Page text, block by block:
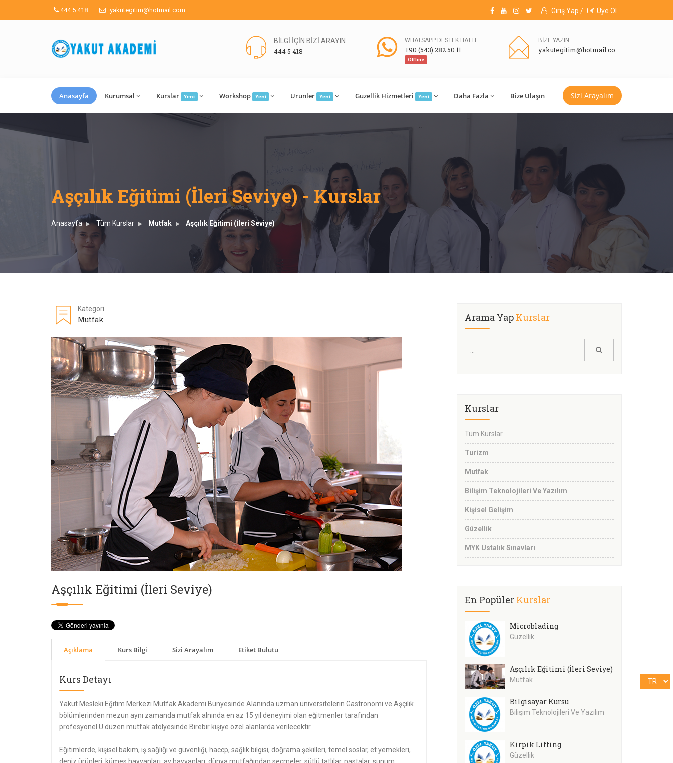
444 5 418 yakutegitim@hotmail.com Giriş Yap / Üye Ol
BİLGİ İÇİN BİZİ ARAYIN
444 5 418
WHATSAPP DESTEK HATTI
+90 (543) 282 50 11
Offline
BİZE YAZIN
yakutegitim@hotmail.com
Anasayfa Kurumsal Kurslar Yeni Workshop Yeni Ürünler Yeni Güzellik Hizmetleri Yeni Daha Fazla Bize Ulaşın Sizi Arayalım
Aşçılık Eğitimi (İleri Seviye) - Kurslar
Anasayfa Tüm Kurslar Mutfak Aşçılık Eğitimi (İleri Seviye)
Kategori
Mutfak
Aşçılık Eğitimi (İleri Seviye)
Açıklama Kurs Bilgi Sizi Arayalım Etiket Bulutu
Kurs Detayı
Yakut Mesleki Eğitim Merkezi Mutfak Akademi Bünyesinde Alanında uzman üniversitelerin Gastronomi ve Aşçılık
bölümlerinden mezun aynı zamanda mutfak alnında en az 15 yıl deneyimi olan eğitmenler tarafından
profesyonel U düzen mutfak atölyesinde Birebir kişiye özel alanlarda verilecektir.
Eğitimlerde, kişisel bakım, iş sağlığı ve güvenliği, haccp, sağlık bilgisi, doğrama şekilleri, temel soslar, et yemekleri,
Arama Yap Kurslar
Kurslar
Tüm Kurslar
Turizm
Mutfak
Bilişim Teknolojileri Ve Yazılım
Kişisel Gelişim
Güzellik
MYK Ustalık Sınavları
En Popüler Kurslar
Microblading
Güzellik
Aşçılık Eğitimi (İleri Seviye)
Mutfak
Bilgisayar Kursu
Bilişim Teknolojileri Ve Yazılım
Kirpik Lifting
Güzellik